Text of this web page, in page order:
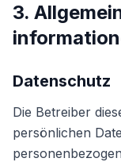
3.
Datenschutz
Die Betreiber
persönlichen